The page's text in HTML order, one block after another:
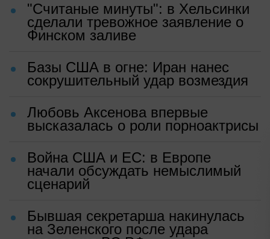
"Считаные минуты": в Хельсинки
сделали тревожное заявление о
Финском заливе
Базы США в огне: Иран нанес
сокрушительный удар возмездия
Любовь Аксенова впервые
высказалась о роли порноактрисы
Война США и ЕС: в Европе
начали обсуждать немыслимый
сценарий
Бывшая секретарша накинулась
на Зеленского после удара